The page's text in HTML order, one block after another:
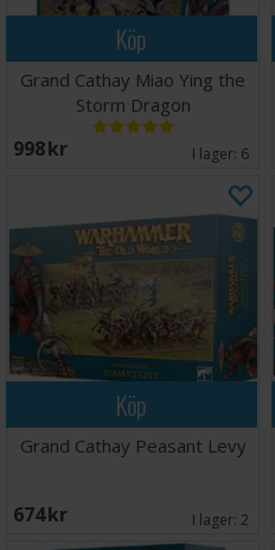
Köp
Grand Cathay Miao Ying the
Storm Dragon
998 SEK I lager: 6
Köp
Grand Cathay Peasant Levy
674 SEK I lager: 2